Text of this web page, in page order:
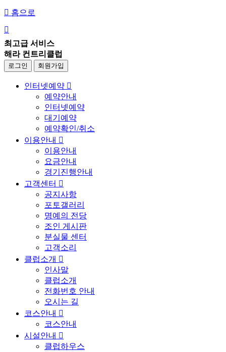
 홈으로

최고급 서비스
해라 컨트리클럽
로그인 회원가입
인터넷예약 
예약안내
인터넷예약
대기예약
예약확인/취소
이용안내 
이용안내
요금안내
경기진행안내
고객센터 
공지사항
포토갤러리
명예의 전당
조인 게시판
분실물 센터
고객소리
클럽소개 
인사말
클럽소개
전화번호 안내
오시는 길
코스안내 
코스안내
시설안내 
클럽하우스